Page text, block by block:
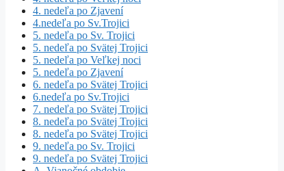
4. nedeľa po Zjavení
4.nedeľa po Sv.Trojici
5. nedeľa po Sv. Trojici
5. nedeľa po Svätej Trojici
5. nedeľa po Veľkej noci
5. nedeľa po Zjavení
6. nedeľa po Svätej Trojici
6.nedeľa po Sv.Trojici
7. nedeľa po Svätej Trojici
8. nedeľa po Svätej Trojici
8. nedeľa po Svätej Trojici
9. nedeľa po Sv. Trojici
9. nedeľa po Svätej Trojici